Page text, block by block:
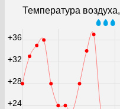
Температура
+24
+28
+32
+36